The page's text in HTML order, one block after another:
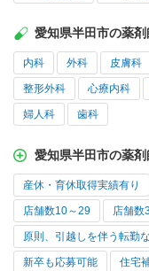
愛知県半田市の薬
内科 外科 皮膚科
整形外科 心療内科
婦人科 歯科
愛知県半田市の薬
産休・育休取得実績有り
店舗数10～29 店舗数
原則、引越しを伴う転勤
新卒も応募可能 住宅